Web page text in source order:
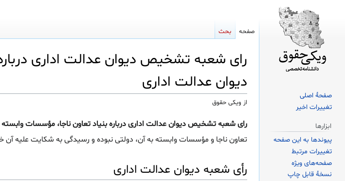
رای شعبه تشخیص دیوان عدالت اداری
دیوان عدالت اداری
از ویکی حقوق
پرش
ناوبری
پرش
جستجو
رای شعبه تشخیص دیوان عدالت اداری درباره بنیاد تعاون ناجا، مؤسسات
تعاون ناجا و مؤسسات وابسته به آن، دولتی نبوده و رسیدگی به شکایت علیه
رأی شعبه دیوان عدالت اداری
صفحه بحث
صفحهٔ اصلی
تغییرات اخیر
ابزارها
پیوندها به این صفحه
تغییرات مرتبط
صفحه‌های ویژه
نسخهٔ قابل چاپ